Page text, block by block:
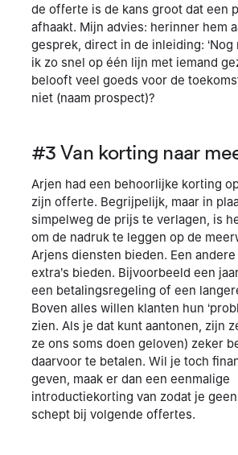
de offerte is de kans groot dat een
afhaakt. Mijn advies: herinner hem
gesprek, direct in de inleiding:
ik zo snel op één lijn met iemand
belooft veel goeds voor de
niet (naam prospect)?
#3 Van korting naar
Arjen had een behoorlijke korting
zijn offerte. Begrijpelijk, maar in
simpelweg de prijs te verlagen, is
om de nadruk te leggen op de
Arjens diensten bieden. Een
extra’s bieden. Bijvoorbeeld een
een betalingsregeling of een
Boven alles willen klanten hun
zien. Als je dat kunt aantonen, zijn
ze ons soms doen geloven) zeker
daarvoor te betalen. Wil je toch
geven, maak er dan een eenmalige
introductiekorting van zodat je
schept bij volgende offertes.